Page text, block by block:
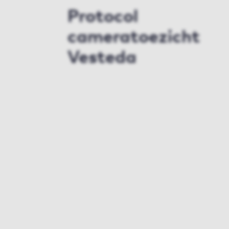
Protocol
cameratoezicht
Vesteda